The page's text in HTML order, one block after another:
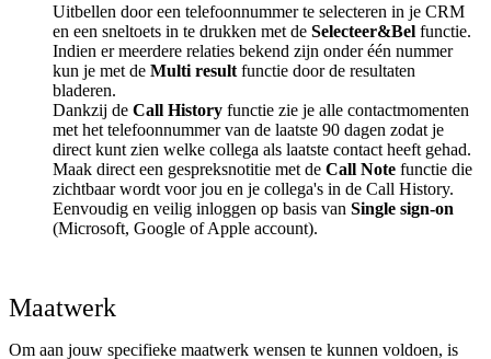
Uitbellen door een telefoonnummer te selecteren in je CRM
en een sneltoets in te drukken met de Selecteer&Bel functie.
Indien er meerdere relaties bekend zijn onder één nummer
kun je met de Multi result functie door de resultaten
bladeren.
Dankzij de Call History functie zie je alle contactmomenten
met het telefoonnummer van de laatste 90 dagen zodat je
direct kunt zien welke collega als laatste contact heeft gehad.
Maak direct een gespreksnotitie met de Call Note functie die
zichtbaar wordt voor jou en je collega's in de Call History.
Eenvoudig en veilig inloggen op basis van Single sign-on
(Microsoft, Google of Apple account).
Maatwerk
Om aan jouw specifieke maatwerk wensen te kunnen voldoen, is